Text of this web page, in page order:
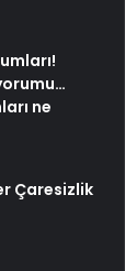
ne
Çaresizlik